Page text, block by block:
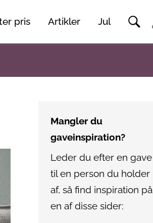
pris Artikler Jul
Mangler du
gaveinspiration?
Leder du efter en gave
til en person du holder
af, så find inspiration på
en af disse sider: